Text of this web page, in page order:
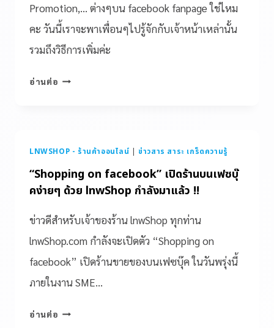
Promotion,… ต่างๆบน facebook fanpage ใช่ไหม
คะ วันนี้เราจะพาเพื่อนๆไปรู้จักกับเจ้าหน้าเหล่านั้น
รวมถึงวิธีการเพิ่มค่ะ
อ่านต่อ
LNWSHOP - ร้านค้าออนไลน์ |ข่าวสาร สาระ เกร็ดความรู้
“Shopping on facebook” เปิดร้านบนเฟซบุ๊
คง่ายๆ ด้วย lnwShop กำลังมาแล้ว !!
ข่าวดีสำหรับเจ้าของร้าน lnwShop ทุกท่าน
lnwShop.com กำลังจะเปิดตัว “Shopping on
facebook” เปิดร้านขายของบนเฟซบุ๊ค ในวันพรุ่งนี้
ภายในงาน SME…
อ่านต่อ